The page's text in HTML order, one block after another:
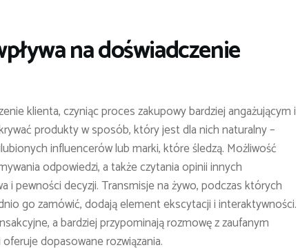
na doświadczenie
klienta, czyniąc proces zakupowy bardziej angażującym i
produkty w sposób, który jest dla nich naturalny –
influencerów lub marki, które śledzą. Możliwość
odpowiedzi, a także czytania opinii innych
i pewności decyzji. Transmisje na żywo, podczas których
go zamówić, dodają element ekscytacji i interaktywności.
a bardziej przypominają rozmowę z zaufanym
dopasowane rozwiązania.